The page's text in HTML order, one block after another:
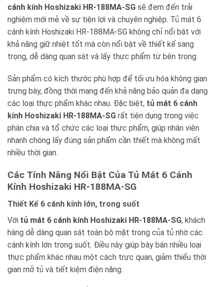
cánh kính Hoshizaki HR-188MA-SG sẽ đem đến trải
nghiệm mới mẻ về sự tiện lợi và chuyên nghiệp. Tủ mát 6
cánh kính Hoshizaki HR-188MA-SG không chỉ nổi bật với
khả năng giữ nhiệt tốt mà còn nổi bật về thiết kế sang
trọng, dễ dàng quan sát và lấy thực phẩm từ bên trong.
Sản phẩm có kích thước phù hợp để tối ưu hóa không gian
trưng bày, đồng thời mang đến khả năng bảo quản đa dạng
các loại thực phẩm khác nhau. Đặc biệt, tủ mát 6 cánh
kính Hoshizaki HR-188MA-SG rất tiện dụng trong việc
phân chia và tổ chức các loại thực phẩm, giúp nhân viên
nhanh chóng lấy đúng sản phẩm cần thiết mà không mất
nhiều thời gian.
Các Tính Năng Nổi Bật Của Tủ Mát 6 Cánh
Kính Hoshizaki HR-188MA-SG
Thiết Kế 6 cánh kính lớn, trong suốt
Với tủ mát 6 cánh kính Hoshizaki HR-188MA-SG, khách
hàng dễ dàng quan sát toàn bộ mặt trong của tủ nhờ các
cánh kính lớn trong suốt. Điều này giúp bày bán nhiều loại
thực phẩm khác nhau một cách trực quan, giảm thiểu thời
gian mở tủ và tiết kiệm điện năng.